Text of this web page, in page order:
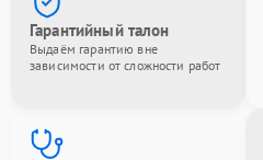
Гарантийный талон
Выдаём гарантию вне
зависимости от сложности работ